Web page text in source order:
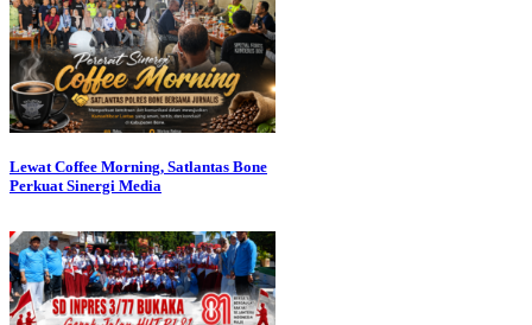
Lewat Coffee Morning, Satlantas Bone
Perkuat Sinergi Media